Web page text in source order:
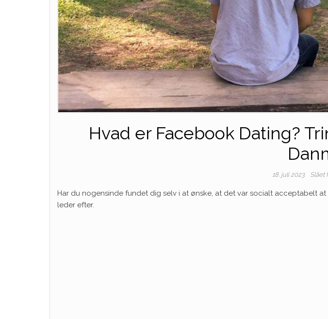
Hvad er Facebook Dating?
18. juli 2023 Slået
Har du nogensinde fundet dig selv i at ønske, at det var socialt acceptabelt
leder efter.